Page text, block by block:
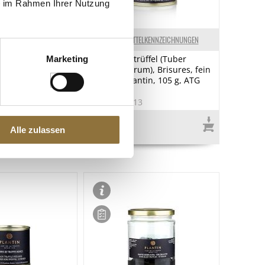
Rahmen Ihrer Nutzung
Marketing
Alle zulassen
extra (Tuber
g, ATG 12g
LEBENSMITTELKENNZEICHNUNGEN
Winteredeltrüffel (Tuber
Melanosporum), Brisures, fein
gehackt, Plantin, 105 g, ATG
Art.Nr.:16313